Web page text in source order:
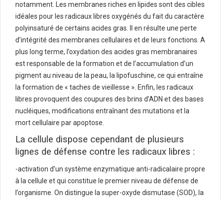
notamment. Les membranes riches en lipides sont des cibles
idéales pour les radicaux libres oxygénés du fait du caractère
polyinsaturé de certains acides gras. Il en résulte une perte
d’intégrité des membranes cellulaires et de leurs fonctions. A
plus long terme, l’oxydation des acides gras membranaires
est responsable de la formation et de l’accumulation d’un
pigment au niveau de la peau, la lipofuschine, ce qui entraîne
la formation de « taches de vieillesse ». Enfin, les radicaux
libres provoquent des coupures des brins d’ADN et des bases
nucléiques, modifications entraînant des mutations et la
mort cellulaire par apoptose.
La cellule dispose cependant de plusieurs
lignes de défense contre les radicaux libres :
-activation d’un système enzymatique anti-radicalaire propre
à la cellule et qui constitue le premier niveau de défense de
l’organisme. On distingue la super-oxyde dismutase (SOD), la